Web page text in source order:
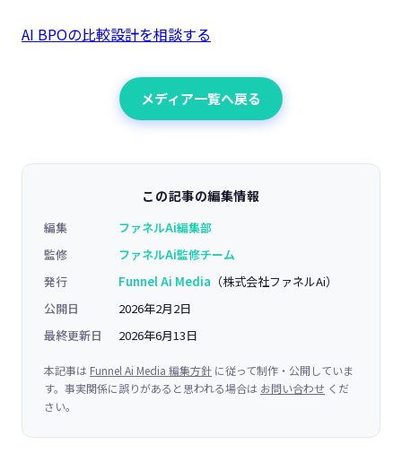
AI BPOの比較設計を相談する
メディア一覧へ戻る
この記事の編集情報
編集
ファネルAi編集部
監修
ファネルAi監修チーム
発行
Funnel Ai Media （株式会社ファネルAi）
公開日
2026年2月2日
最終更新日
2026年6月13日
本記事は Funnel Ai Media 編集方針 に従って制作・公開していま
す。事実関係に誤りがあると思われる場合は お問い合わせ くだ
さい。